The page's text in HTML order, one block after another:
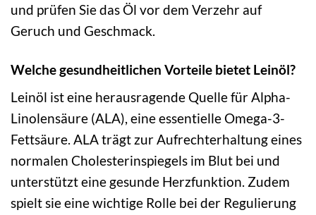
und prüfen Sie das Öl vor dem Verzehr auf
Geruch und Geschmack.
Welche gesundheitlichen Vorteile bietet Leinöl?
Leinöl ist eine herausragende Quelle für Alpha-
Linolensäure (ALA), eine essentielle Omega-3-
Fettsäure. ALA trägt zur Aufrechterhaltung eines
normalen Cholesterinspiegels im Blut bei und
unterstützt eine gesunde Herzfunktion. Zudem
spielt sie eine wichtige Rolle bei der Regulierung